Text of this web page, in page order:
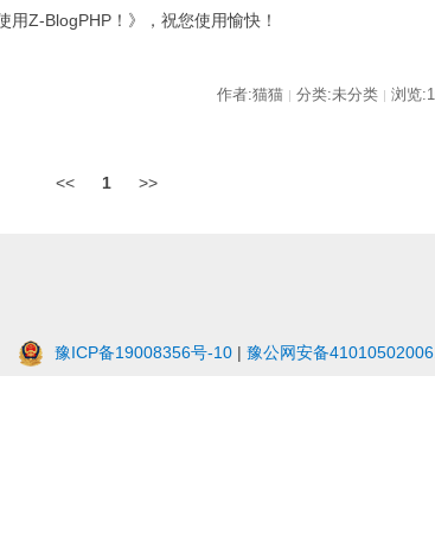
Z-BlogPHP！》，祝您使用愉快！
作者:猫猫 | 分类:未分类 | 浏览
<< 1 >>
豫ICP备19008356号-10 | 豫公网安备